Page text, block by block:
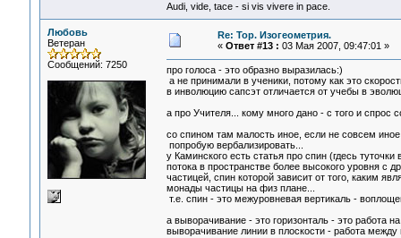
Audi, vide, tace - si vis vivere in pace.
Любовь
Ветеран
Сообщений: 7250
Re: Тор. Изогеометрия.
« Ответ #13 : 03 Мая 2007, 09:47:01 »
про голоса - это образно выразилась:)
а не принимали в ученики, потому как это
в инволюцию сапсэт отличается от учебы в
а про Учителя... кому много дано - с того и спрос
со спином там малость иное, если не совсем
попробую вербализировать...
у Каминского есть статья про спин (гдесь
потока в пространстве более высокого уровня с
частицей, спин которой зависит от того, каким
монады частицы на физ плане...
т.е. спин - это межуровневая вертикаль -
а выворачивание - это горизонталь - это работа
выворачивание линии в плоскости - работа